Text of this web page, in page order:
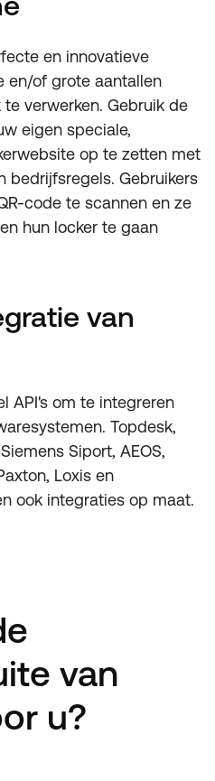
en innovatieve
en/of grote aantallen
verwerken. Gebruik de
eigen speciale,
op te zetten met
bedrijfsregels. Gebruikers
code te scannen en ze
hun locker te gaan
van
API's om te integreren
Topdesk,
Siport, AEOS,
Loxis en
ook integraties op maat.
van
u?